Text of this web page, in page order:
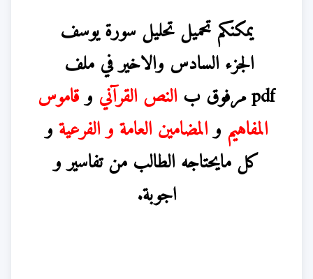
يمكنكم تحميل تحليل سورة يوسف
الجزءالسادس والاخيرفي ملف
pdfمرفوق بالنص القرآني وقاموس
المفاهيم والمضامين العامة و الفرعيةو
كل مايحتاجه الطالب من تفاسير و
اجوبة.